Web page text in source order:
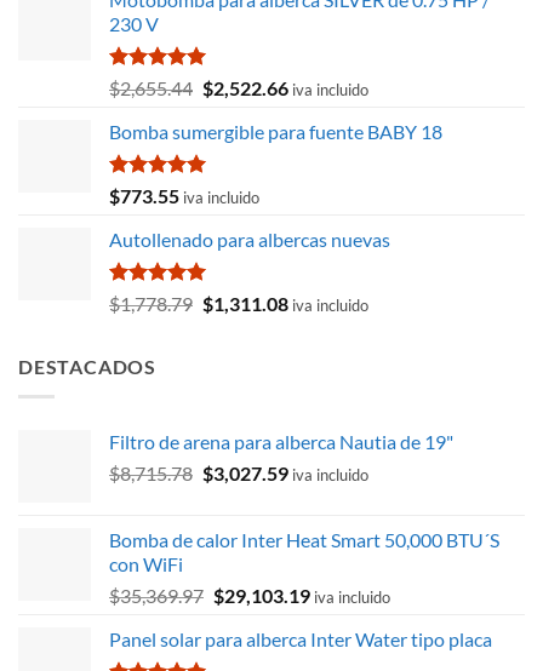
230 V
Valorado
con
de 5
$2,655.44 El
original
era:
$2,655.44.
$2,522.66El
actual
iva incluido
Bomba sumergible para fuente BABY 18
Valorado
con
de 5
$773.55 iva incluido
Autollenado para albercas nuevas
Valorado
con
$1,778.79 El
$1,311.08Eliva incluido
DESTACADOS
Filtro de arena para alberca Nautia de 19"
$8,715.78 El
era:
$3,027.59El
es:
iva incluido
Bomba de calor Inter Heat Smart 50,000 BTU´S
con WiFi
$35,369.97 El
original
$29,103.19El
actual
iva incluido
Panel solar para alberca Inter Water tipo placa